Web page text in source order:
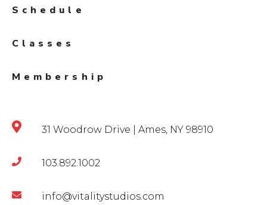
Schedule
Classes
Membership
31 Woodrow Drive | Ames, NY 98910
103.892.1002
info@vitalitystudios.com